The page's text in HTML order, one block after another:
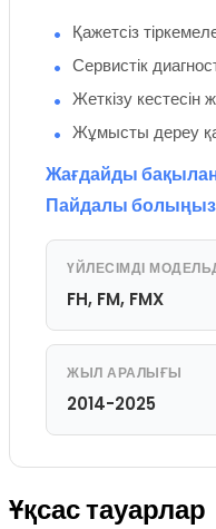
Қажетсіз
Сервистік
Жеткізу кестесін
Жұмысты дереу
Жағдайды
Пайдалы
ҮЙЛЕСІМДІ
FH, FM, FMX
ЖЫЛ АРАЛЫҒЫ
2014-2025
Ұқсас тауарлар